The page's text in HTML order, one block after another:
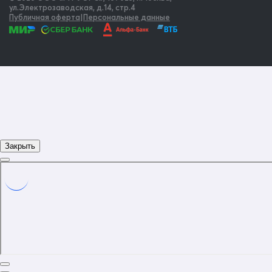
ул.Электрозаводская, д.14, стр.4
Публичная оферта|Персональные данные
Закрыть